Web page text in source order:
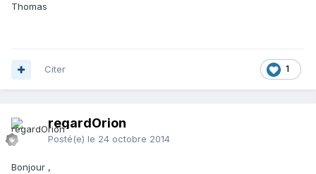
Thomas
1
Citer
regardOrion
Posté(e) le 24 octobre 2014
Bonjour ,